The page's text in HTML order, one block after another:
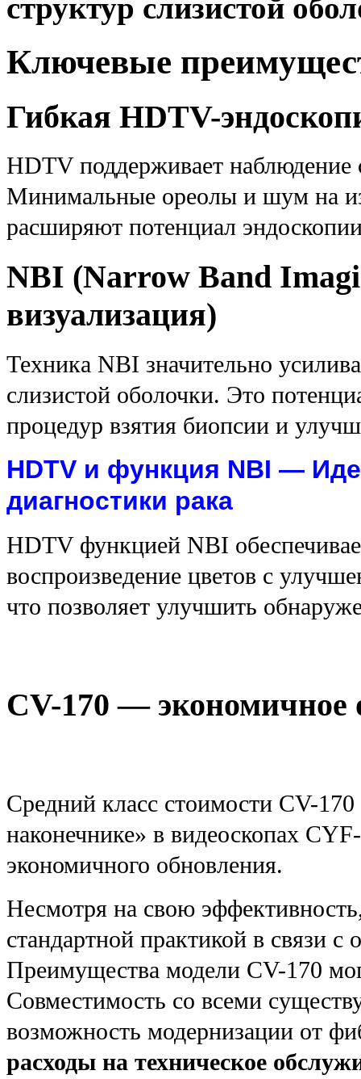
структур слизистой
Ключевые
Гибкая HDTV-
HDTV поддерживает наблюдение
Минимальные ореолы и шум на
расширяют потенциал
NBI (Narrow Band
визуализация)
Техника NBI значительно
слизистой оболочки. Это
процедур взятия биопсии и
HDTV и функция NBI —
диагностики рака
HDTV функцией NBI
воспроизведение цветов с
что позволяет улучшить
CV-170 — экономичное
Средний класс стоимости CV-
наконечнике» в видеоскопах
экономичного обновления.
Несмотря на свою
стандартной практикой в связи
Преимущества модели CV-170
Совместимость со всеми
возможность модернизации от
расходы на техническое